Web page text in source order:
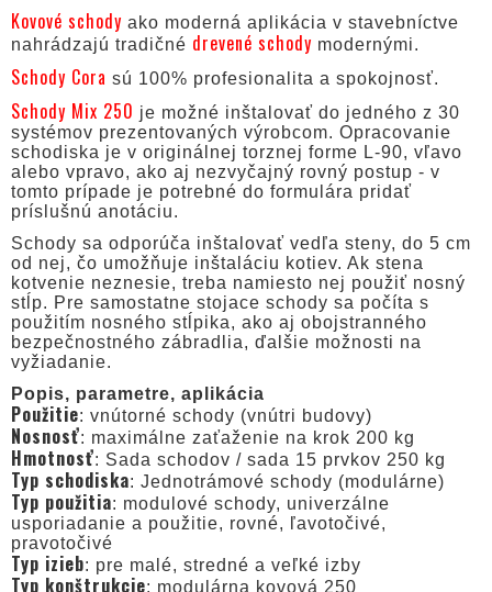
Kovové schody ako moderná aplikácia v stavebníctve
nahrádzajú tradičné drevené schody modernými.
Schody Cora sú 100% profesionalita a spokojnosť.
Schody Mix 250 je možné inštalovať do jedného z 30
systémov prezentovaných výrobcom. Opracovanie
schodiska je v originálnej torznej forme L-90, vľavo
alebo vpravo, ako aj nezvyčajný rovný postup - v
tomto prípade je potrebné do formulára pridať
príslušnú anotáciu.
Schody sa odporúča inštalovať vedľa steny, do 5 cm
od nej, čo umožňuje inštaláciu kotiev. Ak stena
kotvenie neznesie, treba namiesto nej použiť nosný
stĺp. Pre samostatne stojace schody sa počíta s
použitím nosného stĺpika, ako aj obojstranného
bezpečnostného zábradlia, ďalšie možnosti na
vyžiadanie.
Popis, parametre, aplikácia
Použitie: vnútorné schody (vnútri budovy)
Nosnosť: maximálne zaťaženie na krok 200 kg
Hmotnosť: Sada schodov / sada 15 prvkov 250 kg
Typ schodiska: Jednotrámové schody (modulárne)
Typ použitia: modulové schody, univerzálne
usporiadanie a použitie, rovné, ľavotočivé,
pravotočivé
Typ izieb: pre malé, stredné a veľké izby
Typ konštrukcie: modulárna kovová 250